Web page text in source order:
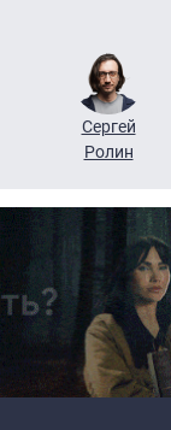
Сергей
Ролин